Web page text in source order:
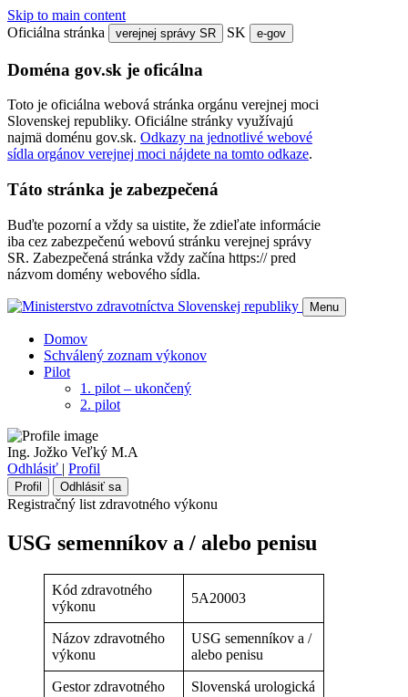
Skip to main content
Oficiálna stránka
verejnej správy SR SK e-gov
Doména gov.sk je oficálna
Toto je oficiálna webová stránka orgánu verejnej moci
Slovenskej republiky. Oficiálne stránky využívajú
najmä doménu gov.sk. Odkazy na jednotlivé webové
sídla orgánov verejnej moci nájdete na tomto odkaze.
Táto stránka je zabezpečená
Buďte pozorní a vždy sa uistite, že zdieľate informácie
iba cez zabezpečenú webovú stránku verejnej správy
SR. Zabezpečená stránka vždy začína https:// pred
názvom domény webového sídla.
Menu
Domov
Schválený zoznam výkonov
Pilot
1. pilot – ukončený
2. pilot
Ing. Jožko Veľký M.A
Odhlásiť | Profil
Profil Odhlásiť sa
Registračný list zdravotného výkonu
USG semenníkov a / alebo penisu
Kód zdravotného
výkonu
5A20003
Názov zdravotného
výkonu
USG semenníkov a /
alebo penisu
Gestor zdravotného
Slovenská urologická